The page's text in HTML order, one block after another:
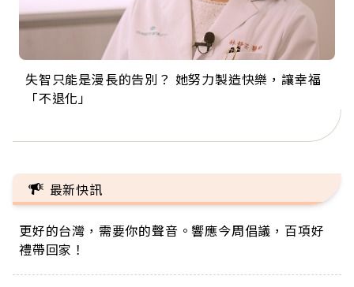
失智只能是漫長的告別？ 她努力製造快樂，讓幸福
「不退化」
來自剛果的巧克力神父 為台灣奉獻36年 「台灣是我
的家，我連作夢都講台語！」
63歲卸矽谷副總、搬回台灣找快樂！「蛋黃哥小
丑」走進安養院，逗樂上萬爺奶：退休後才開始真
104歲打破金氏世界紀錄 成為全球最年長羽球選
手，分享長壽的秘密原來是「這個」
事業巔峰他選擇追夢…黑手阿伯拉小提琴還登上小
巨蛋！連CNN都大讚！
最新快訊
更好的台灣，需要你的聲音。響應今周倡議，百項好
禮帶回家！